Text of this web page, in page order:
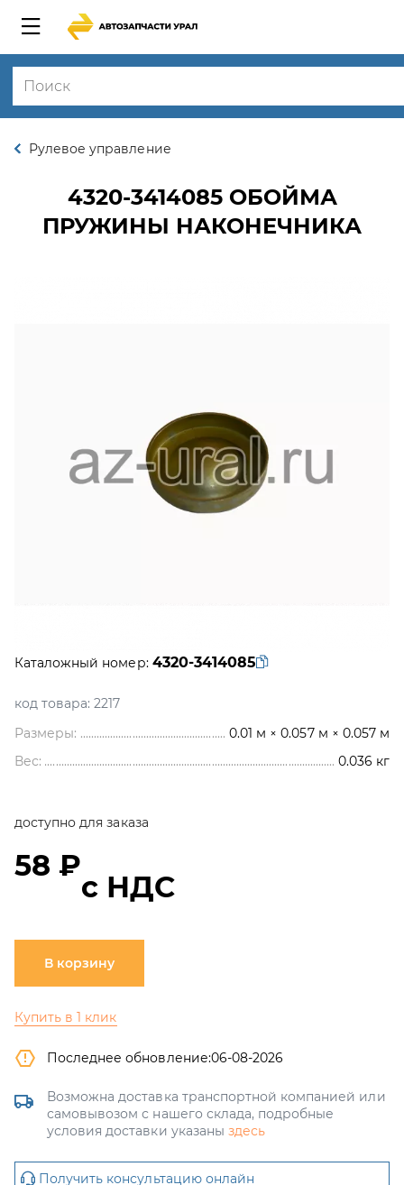
Рулевое управление
4320-3414085ОБОЙМА
ПРУЖИНЫ НАКОНЕЧНИКА
Каталожный номер: 4320-3414085
код товара: 2217
Размеры:
0.01 м × 0.057 м × 0.057 м
Вес:
0.036 кг
доступно для заказа
58 ₽
с НДС
В корзину
Купить в 1 клик
Последнее обновление:06-08-2026
Возможна доставка транспортной компанией или
самовывозом с нашего склада, подробные
условия доставки указаны здесь
Получить консультацию онлайн